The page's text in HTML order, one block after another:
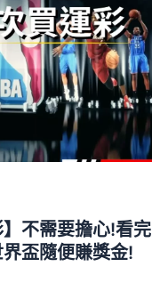
】不需要擔心!看完
盃隨便賺獎金!